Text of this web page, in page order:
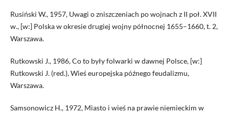
Rusiński W., 1957, Uwagi o zniszczeniach po wojnach z II poł. XVII
w., [w:] Polska w okresie drugiej wojny północnej 1655–1660, t. 2,
Warszawa.
Rutkowski J., 1986, Co to były folwarki w dawnej Polsce, [w:]
Rutkowski J. (red.), Wieś europejska późnego feudalizmu,
Warszawa.
Samsonowicz H., 1972, Miasto i wieś na prawie niemieckim w